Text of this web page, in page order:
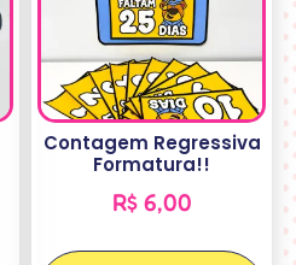
Contagem Regressiva
Formatura!!
R$6,00